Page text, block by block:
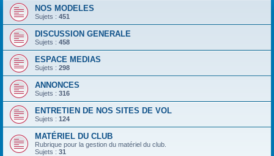
NOS MODELES
Sujets : 451
DISCUSSION GENERALE
Sujets : 458
ESPACE MEDIAS
Sujets : 298
ANNONCES
Sujets : 316
ENTRETIEN DE NOS SITES DE VOL
Sujets : 124
MATÉRIEL DU CLUB
Rubrique pour la gestion du matériel du club.
Sujets : 31